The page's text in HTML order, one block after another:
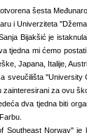
šesta
i Univerziteta
Bijakšić je
tjedna mi ćemo
Japana, Italije,
sveučilišta
za ovu
dva tjedna biti
Southeast Norway''